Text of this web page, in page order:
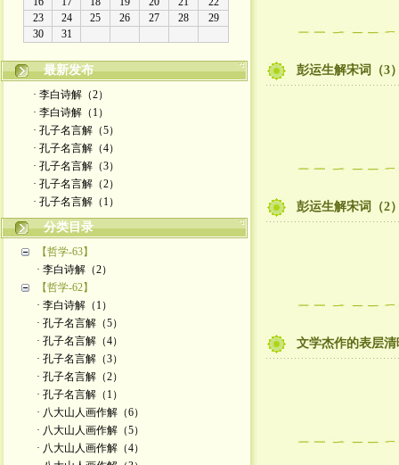
最新发布
· 李白诗解（2）
· 李白诗解（1）
· 孔子名言解（5）
· 孔子名言解（4）
· 孔子名言解（3）
· 孔子名言解（2）
· 孔子名言解（1）
分类目录
【哲学-63】
· 李白诗解（2）
【哲学-62】
· 李白诗解（1）
· 孔子名言解（5）
· 孔子名言解（4）
· 孔子名言解（3）
· 孔子名言解（2）
· 孔子名言解（1）
· 八大山人画作解（6）
· 八大山人画作解（5）
· 八大山人画作解（4）
彭运生解宋词（3
彭运生解宋词（2
文学杰作的表层清